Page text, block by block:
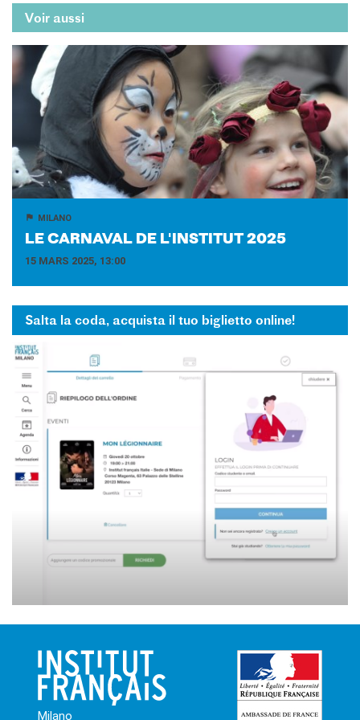
Voir aussi
MILANO
LE CAR­NA­VAL DE L'INS­TI­TUT 2025
15 MARS 2025, 13:00
Salta la coda, acquista il tuo biglietto online!
Milano